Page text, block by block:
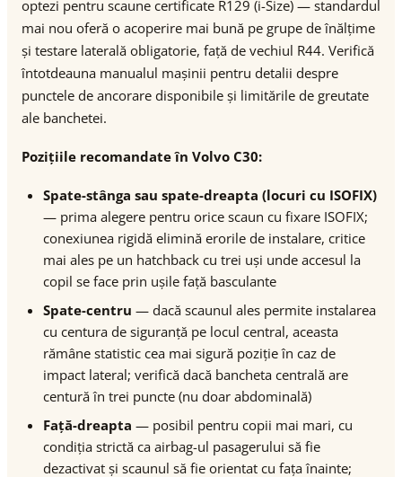
optezi pentru scaune certificate R129 (i-Size) — standardul
mai nou oferă o acoperire mai bună pe grupe de înălțime
și testare laterală obligatorie, față de vechiul R44. Verifică
întotdeauna manualul mașinii pentru detalii despre
punctele de ancorare disponibile și limitările de greutate
ale banchetei.
Pozițiile recomandate în Volvo C30:
Spate-stânga sau spate-dreapta (locuri cu ISOFIX)
— prima alegere pentru orice scaun cu fixare ISOFIX;
conexiunea rigidă elimină erorile de instalare, critice
mai ales pe un hatchback cu trei uși unde accesul la
copil se face prin ușile față basculante
Spate-centru — dacă scaunul ales permite instalarea
cu centura de siguranță pe locul central, aceasta
rămâne statistic cea mai sigură poziție în caz de
impact lateral; verifică dacă bancheta centrală are
centură în trei puncte (nu doar abdominală)
Față-dreapta — posibil pentru copii mai mari, cu
condiția strictă ca airbag-ul pasagerului să fie
dezactivat și scaunul să fie orientat cu fața înainte;